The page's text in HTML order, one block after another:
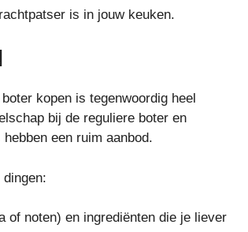
is in jouw keuken.
kopen is tegenwoordig heel
bij de reguliere boter en
een ruim aanbod.
of noten) en ingrediënten die je liever